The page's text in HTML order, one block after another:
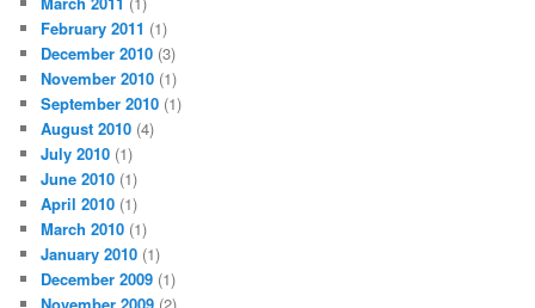
February 2011 (1)
December 2010 (3)
November 2010 (1)
September 2010 (1)
August 2010 (4)
July 2010 (1)
June 2010 (1)
April 2010 (1)
March 2010 (1)
January 2010 (1)
December 2009 (1)